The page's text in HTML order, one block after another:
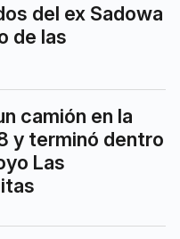
del ex Sadowa
de las
camión en la
y terminó dentro
Las